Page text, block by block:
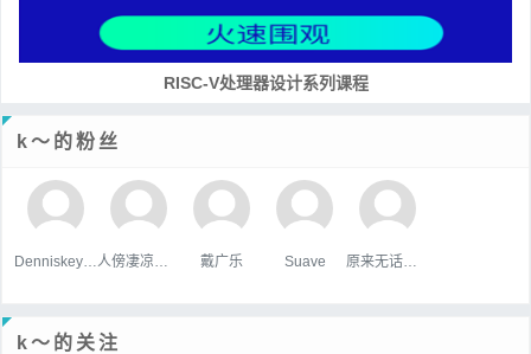
RISC-V处理器设计系列课程
k～的粉丝
戴广乐 Suave
k～的关注